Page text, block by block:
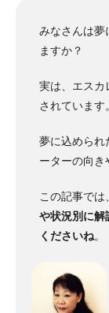
みなさんは夢
ますか？
実は、エスカ
されています。
夢に込められ
ーターの向き
この記事では、
や状況別に解
くださいね。